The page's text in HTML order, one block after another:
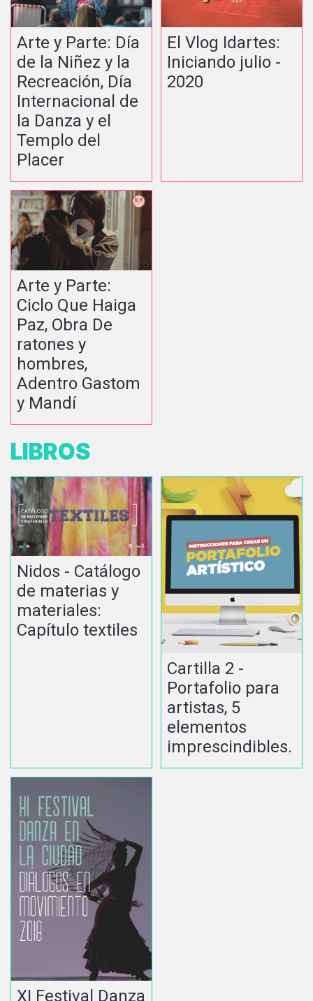
Arte y Parte: Día
de la Niñez y la
Recreación, Día
Internacional de
la Danza y el
Templo del
Placer
El Vlog Idartes:
Iniciando julio -
2020
Arte y Parte:
Ciclo Que Haiga
Paz, Obra De
ratones y
hombres,
Adentro Gastom
y Mandí
LIBROS
Nidos - Catálogo
de materias y
materiales:
Capítulo textiles
Cartilla 2 -
Portafolio para
artistas, 5
elementos
imprescindibles.
XI Festival Danza